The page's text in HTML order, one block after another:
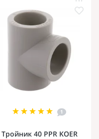
1
Тройник 40 PPR KOER